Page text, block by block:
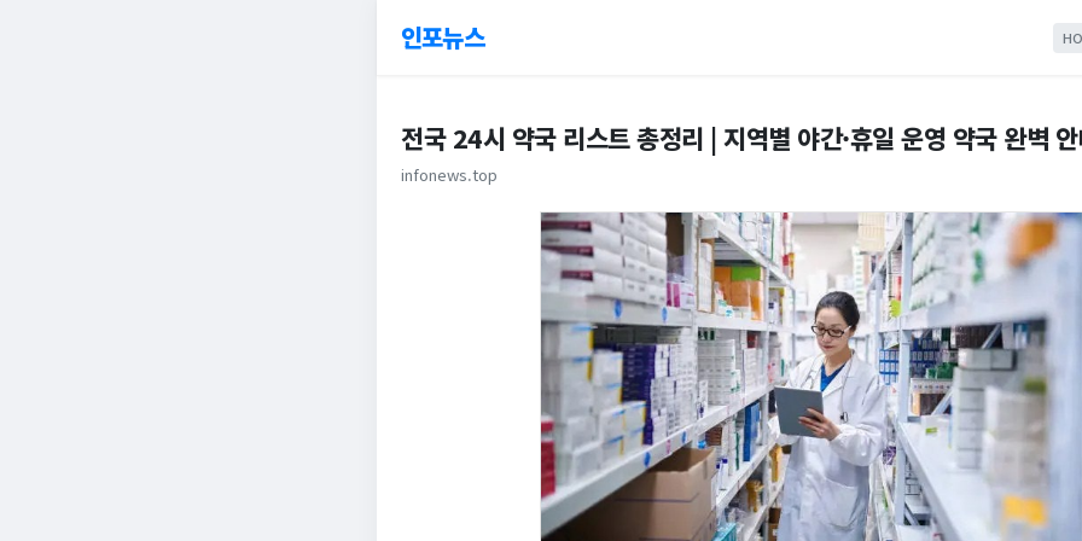
인포뉴스
전국 24시 약국 리스트 총정리 | 지역별 야간·휴일 운영 약국 완벽
infonews.top